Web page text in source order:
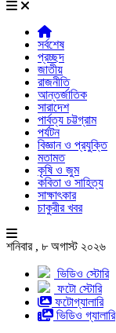
সর্বশেষ
প্রচ্ছদ
জাতীয়
রাজনীতি
আন্তর্জাতিক
সারাদেশ
পার্বত্য চট্টগ্রাম
পর্যটন
বিজ্ঞান ও প্রযুক্তি
মতামত
কৃষি ও জুম
কবিতা ও সাহিত্য
সাক্ষাৎকার
চাকুরীর খবর
শনিবার , ৮ অগাস্ট ২০২৬
ভিডিও স্টোরি
ফটো স্টোরি
ফটোগ্যালারি
ভিডিও গ্যালারি